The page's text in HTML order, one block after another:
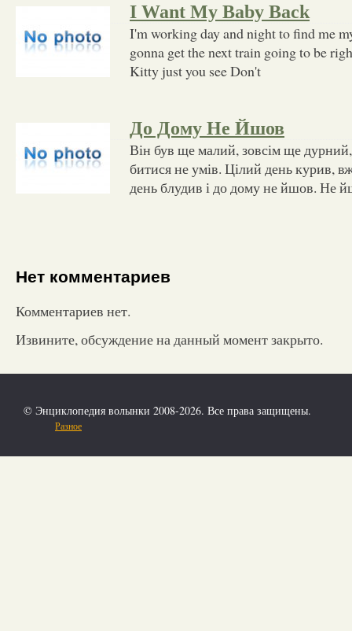
I Want My Baby Back
I'm working day and night to find me
gonna get the next train going to be
Kitty just you see Don't
До Дому Не Йшов
Він був ще малий, зовсім ще
битися не умів. Цілий день курив,
день блудив і до дому не йшов. Не
Нет комментариев
Комментариев нет.
Извините, обсуждение на данный момент закрыто.
© Энциклопедия волынки 2008-2026. Все права защищены.
Разное